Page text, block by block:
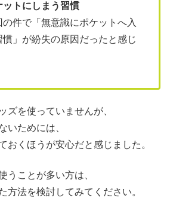
ットにしまう習慣
件で「無意識にポケットへ入
」が紛失の原因だったと感じ
ズを使っていませんが、
いためには、
おくほうが安心だと感じました。
うことが多い方は、
方法を検討してみてください。